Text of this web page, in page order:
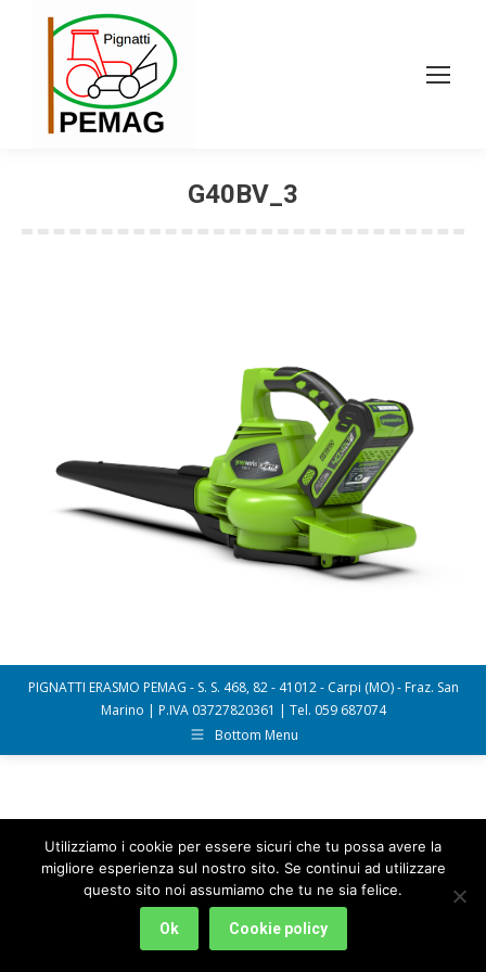
G40BV_3
PIGNATTI ERASMO PEMAG - S. S. 468, 82 - 41012 - Carpi (MO) - Fraz. San
Marino | P.IVA 03727820361 | Tel. 059 687074
Bottom Menu
Utilizziamo i cookie per essere sicuri che tu possa avere la
migliore esperienza sul nostro sito. Se continui ad utilizzare
questo sito noi assumiamo che tu ne sia felice.
Ok Cookie policy